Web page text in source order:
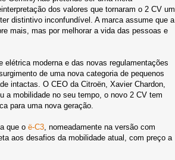
dos valores que tornaram o 2 CV um
distintivo inconfundível. A marca assume que a
mais, mas por melhorar a vida das pessoas e
elétrica moderna e das novas regulamentações
de uma nova categoria de pequenos
intactas. O CEO da Citroën, Xavier Chardon,
a mobilidade no seu tempo, o novo 2 CV tem
para uma nova geração.
que o ë-C3, nomeadamente na versão com
aos desafios da mobilidade atual, com preço a